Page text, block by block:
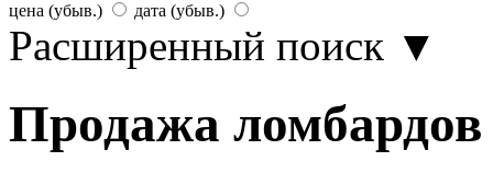
цена (убыв.)
дата (убыв.)
Расширенный поиск ▼
Продажа